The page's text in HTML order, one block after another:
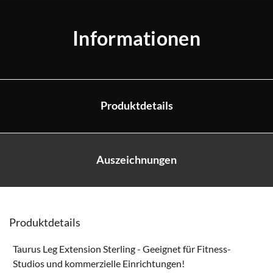
Informationen
Produktdetails
Auszeichnungen
Produktdetails
Taurus Leg Extension Sterling - Geeignet für Fitness-
Studios und kommerzielle Einrichtungen!